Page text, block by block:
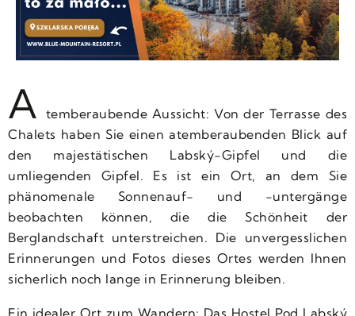
A temberaubende Aussicht: Von der Terrasse des
Chalets haben Sie einen atemberaubenden Blick auf
den majestätischen Labský-Gipfel und die
umliegenden Gipfel. Es ist ein Ort, an dem Sie
phänomenale Sonnenauf- und -untergänge
beobachten können, die die Schönheit der
Berglandschaft unterstreichen. Die unvergesslichen
Erinnerungen und Fotos dieses Ortes werden Ihnen
sicherlich noch lange in Erinnerung bleiben.